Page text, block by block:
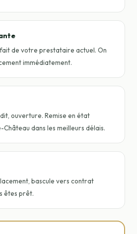
de votre prestataire actuel. On
immédiatement.
ouverture. Remise en état
dans les meilleurs délais.
bascule vers contrat
êtes prêt.